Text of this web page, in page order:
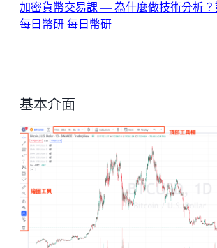
加密貨幣交易課 — 為什麼做技術分析
每日幣研 每日幣研
基本介面